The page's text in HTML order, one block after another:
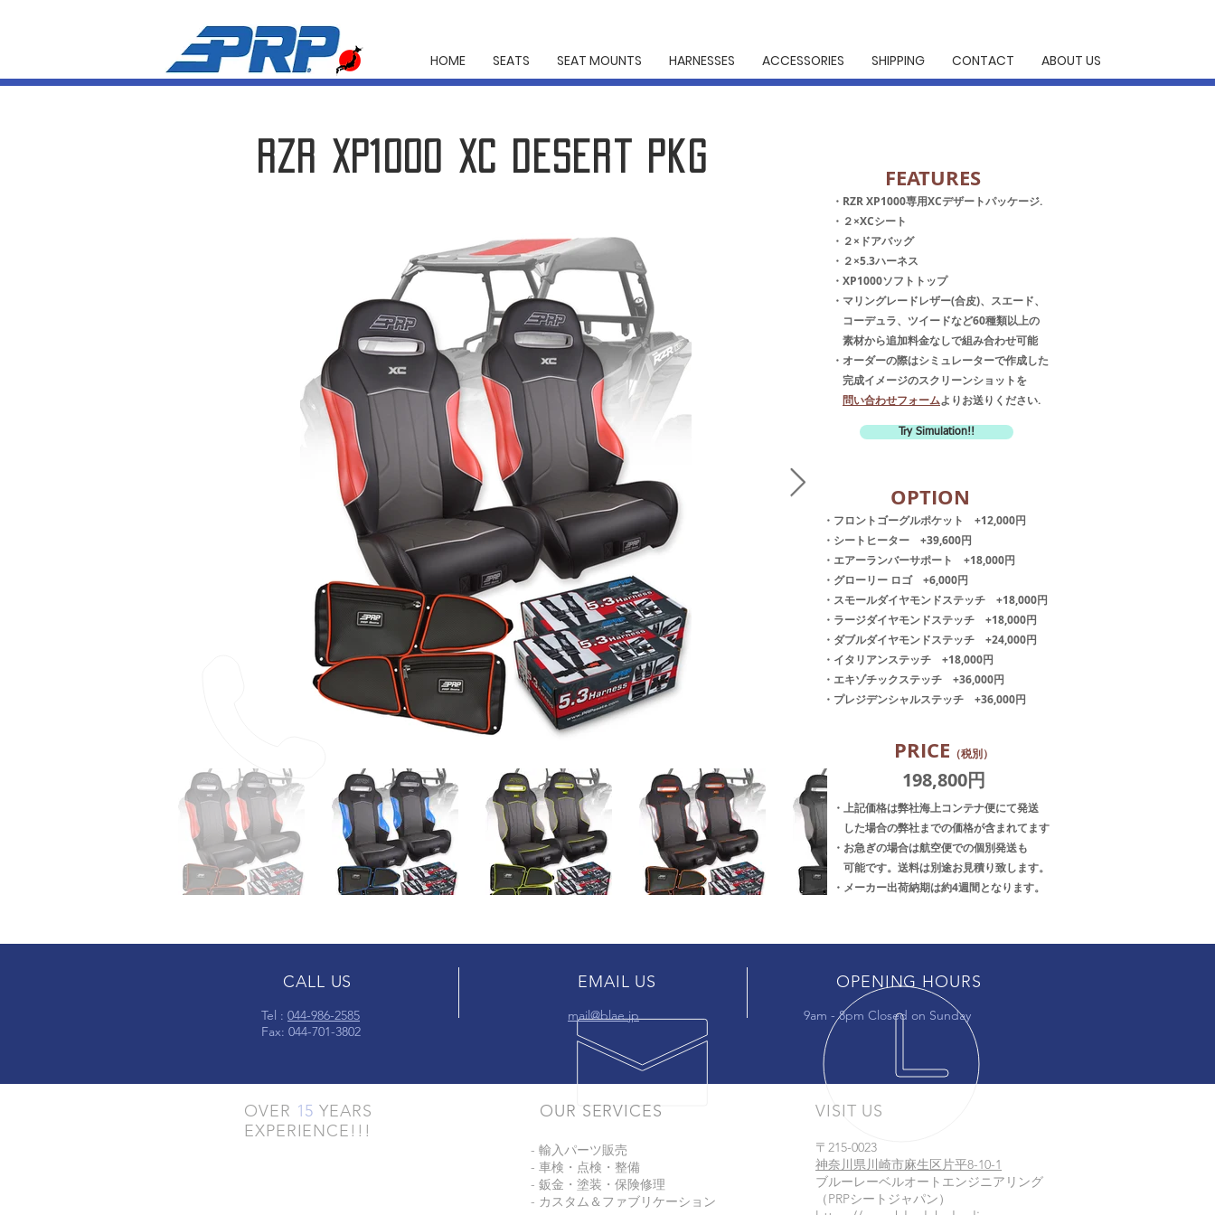
HOME SEATS SEAT MOUNTS HARNESSES ACCESSORIES SHIPPING CONTACT ABOUT US
​RZR XP1000 XC Desert pkg
​PRICE （税別）
​198,800円
・上記価格は弊社海上コンテナ便にて発送
した場合の弊社までの価格が含まれてます
・お急ぎの場合は航空便での個別発送も
可能です。送料は別途お見積り致します。
・メーカー出荷納期は約4週間となります。
​FEATURES
・RZR XP1000専用XCデザートパッケージ.
・２×XCシート
・２×ドアバッグ
・２×5.3ハーネス
・XP1000ソフトトップ
・マリングレードレザー(合皮)、スエード、
コーデュラ、ツイードなど60種類以上の
素材から追加料金なしで組み合わせ可能
・オーダーの際はシミュレーターで作成した
完成イメージのスクリーンショットを
問い合わせフォームよりお送りください.
Try Simulation!!
​OPTION
​・フロントゴーグルポケット +12,000円
・シートヒーター +39,600円
・エアーランバーサポート +18,000円
・グローリー ロゴ +6,000円
・スモールダイヤモンドステッチ +18,000円
・ラージダイヤモンドステッチ +18,000円
・ダブルダイヤモンドステッチ +24,000円
・イタリアンステッチ +18,000円
・エキゾチックステッチ +36,000円
・プレジデンシャルステッチ +36,000円
CALL US
Tel : 044-986-2585
Fax: 044-701-3802
EMAIL US
mail@blae.jp
OPENING HOURS
9am - 8pm Closed on Sunday
OVER 15 YEARS
EXPERIENCE!!!
OUR SERVICES
- 輸入パーツ販売
- 車検・点検・整備
- 鈑金・塗装・保険修理
- カスタム＆ファブリケーション
VISIT US
〒215-0023
神奈川県川崎市麻生区片平8-10-1
ブルーレーベルオートエンジニアリング
​（PRPシートジャパン）